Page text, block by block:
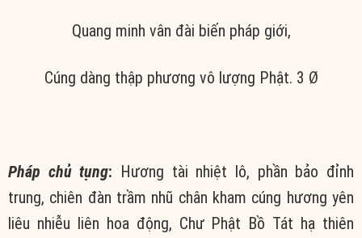
Quang minh vân đài biến pháp giới,
Cúng dàng thập phương vô lượng Phật. 3 Ø
Pháp chủ tụng: Hương tài nhiệt lô, phần bảo đỉnh
trung, chiên đàn trầm nhũ chân kham cúng hương yên
liêu nhiễu liên hoa động, Chư Phật Bồ Tát hạ thiên